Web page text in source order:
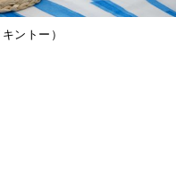
ントー）